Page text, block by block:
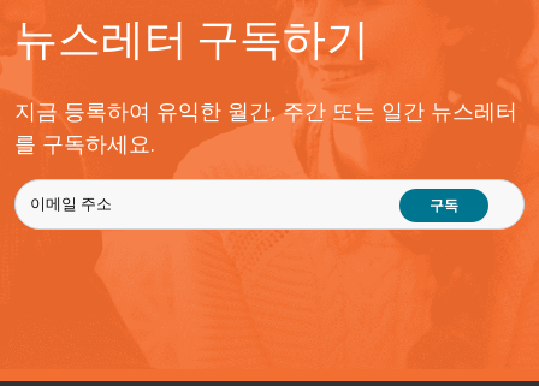
뉴스레터 구독하기
지금 등록하여 유익한 월간, 주간 또는 일간 뉴스레터
를 구독하세요.
구독